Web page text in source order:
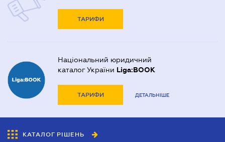
ТАРИФИ
Національний юридичний
каталог України Liga:BOOK
ТАРИФИ ДЕТАЛЬНІШЕ
КАТАЛОГ РІШЕНЬ